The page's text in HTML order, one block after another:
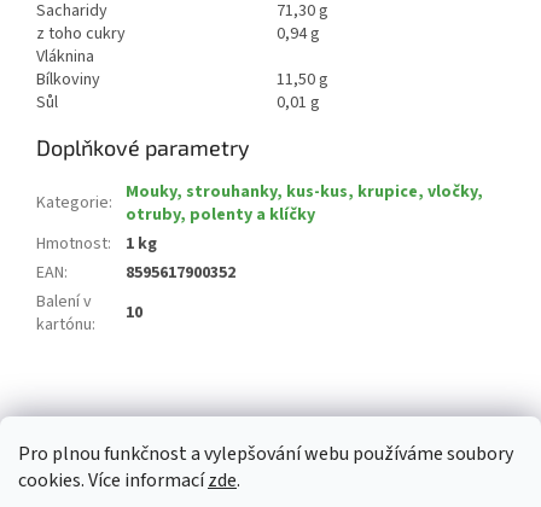
Pro plnou funkčnost a vylepšování webu používáme soubory
cookies. Více informacízde.
Sacharidy
71,30 g
z toho cukry
0,94 g
Vláknina
Bílkoviny
11,50 g
Sůl
0,01 g
Doplňkové parametry
Kategorie:
Mouky, strouhanky, kus-kus, krupice, vločky,
otruby, polenty a klíčky
Hmotnost:
1 kg
EAN:
8595617900352
Balení v
kartónu: 10
á